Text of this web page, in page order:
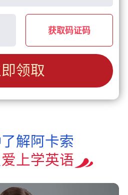
获取码证码
领取
解阿卡索
爱上学英语